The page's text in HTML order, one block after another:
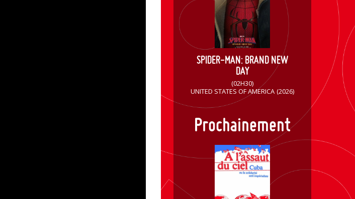
SPIDER-MAN: BRAND NEW
DAY
(02H30)
UNITED STATES OF AMERICA (2026)
Prochainement